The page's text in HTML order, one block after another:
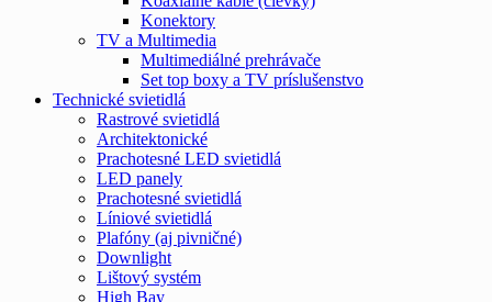
Konektory
TV a Multimedia
Multimediálné prehrávače
Set top boxy a TV príslušenstvo
Technické svietidlá
Rastrové svietidlá
Architektonické
Prachotesné LED svietidlá
LED panely
Prachotesné svietidlá
Líniové svietidlá
Plafóny (aj pivničné)
Downlight
Lištový systém
High Bay